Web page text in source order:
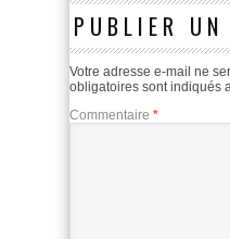
PUBLIER UN
Votre adresse e-mail ne
obligatoires sont indiqués
Commentaire *